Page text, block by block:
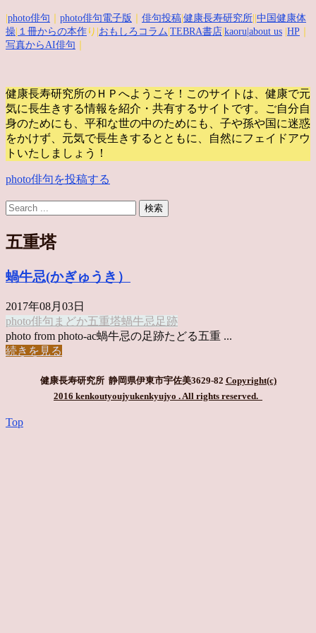
photo俳句 photo俳句電子版 俳句投稿 健康長寿研究所 中国健康体
操 １冊からの本作 り| おもしろコラム TEBRA書店 kaoru |about us HP
写真からAI俳句
健康長寿研究所のＨＰへようこそ！このサイトは、健康で元
気に長生きする情報を紹介・共有するサイトです。
ご自分自
身のためにも、平和な世の中のためにも、子や孫や国に迷惑
をかけず、元気で長生きするとともに、自然にフェイドアウ
トいたしましょう！
photo俳句を投稿する
五重塔
蝸牛忌(かぎゅうき）
2017年08月03日
photo俳句 まどか五重塔蝸牛忌 足跡
photo from photo-ac蝸牛忌の足跡たどる五重 ...
続きを見る
健康長寿研究所 静岡県伊東市宇佐美3629-82 Copyright(c)
2016 kenkoutyoujyukenkyujyo . All rights reserved.
Top